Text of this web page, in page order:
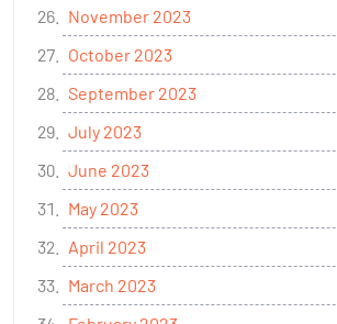
November 2023
October 2023
September 2023
July 2023
June 2023
May 2023
April 2023
March 2023